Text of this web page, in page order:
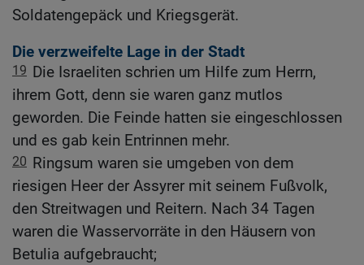
Soldatengepäck und Kriegsgerät.
Die verzweifelte Lage in der Stadt
19 Die Israeliten schrien um Hilfe zum Herrn,
ihrem Gott, denn sie waren ganz mutlos
geworden. Die Feinde hatten sie eingeschlossen
und es gab kein Entrinnen mehr.
20 Ringsum waren sie umgeben von dem
riesigen Heer der Assyrer mit seinem Fußvolk,
den Streitwagen und Reitern. Nach 34 Tagen
waren die Wasservorräte in den Häusern von
Betulia aufgebraucht;